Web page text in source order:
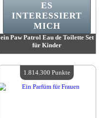
ein Paw Patrol Eau de Toilette Set
für Kinder
Verfügbare Menge:4
ES
INTERESSIERT
MICH
1.814.300 Punkte